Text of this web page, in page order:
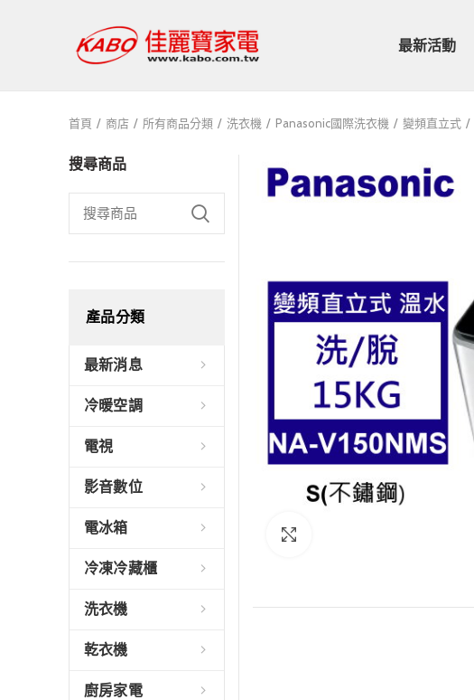
最新活動
首頁 商店 所有商品分類 洗衣機 Panasonic國際洗衣機 變頻直立式
搜尋商品
產品分類
最新消息
冷暖空調
電視
影音數位
電冰箱
冷凍冷藏櫃
洗衣機
乾衣機
廚房家電